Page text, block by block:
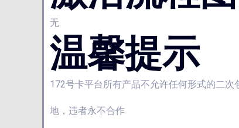
无
温馨提示
172号卡平台所有产品不允许任何形式的二
地，违者永不合作